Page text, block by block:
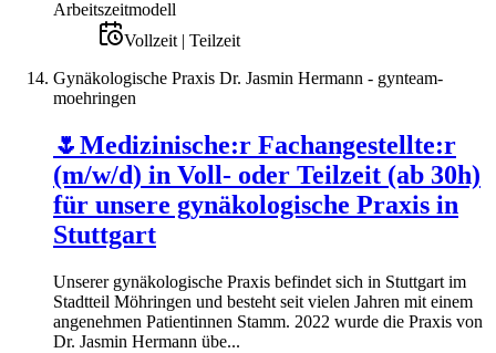
Arbeitszeitmodell
Vollzeit | Teilzeit
Gynäkologische Praxis Dr. Jasmin Hermann - gynteam-
moehringen
🌷Medizinische:r Fachangestellte:r
(m/w/d) in Voll- oder Teilzeit (ab 30h)
für unsere gynäkologische Praxis in
Stuttgart
Unserer gynäkologische Praxis befindet sich in Stuttgart im
Stadtteil Möhringen und besteht seit vielen Jahren mit einem
angenehmen Patientinnen Stamm. 2022 wurde die Praxis von
Dr. Jasmin Hermann übe...